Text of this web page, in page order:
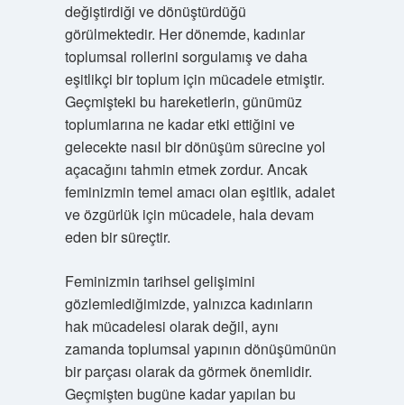
değiştirdiği ve dönüştürdüğü
görülmektedir. Her dönemde, kadınlar
toplumsal rollerini sorgulamış ve daha
eşitlikçi bir toplum için mücadele etmiştir.
Geçmişteki bu hareketlerin, günümüz
toplumlarına ne kadar etki ettiğini ve
gelecekte nasıl bir dönüşüm sürecine yol
açacağını tahmin etmek zordur. Ancak
feminizmin temel amacı olan eşitlik, adalet
ve özgürlük için mücadele, hala devam
eden bir süreçtir.
Feminizmin tarihsel gelişimini
gözlemlediğimizde, yalnızca kadınların
hak mücadelesi olarak değil, aynı
zamanda toplumsal yapının dönüşümünün
bir parçası olarak da görmek önemlidir.
Geçmişten bugüne kadar yapılan bu